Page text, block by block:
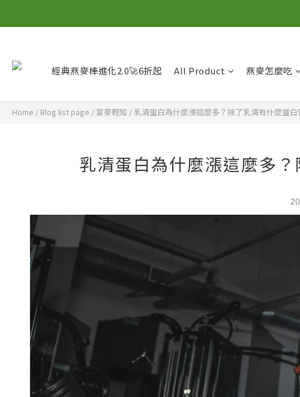
經典燕麥棒進化2.0🚀6折起 All Product 燕麥怎麼吃
Home / Blog list page /宴麥輕知 / 乳清蛋白為什麼漲這麼多？除了乳清有什麼蛋白
乳清蛋白為什麼漲這麼多